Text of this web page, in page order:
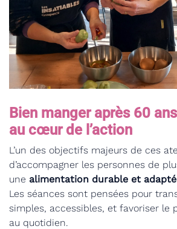
Bien manger après 60
au cœur de l’action
L’un des objectifs majeurs de ces
d’accompagner les personnes de
une alimentation durable et
Les séances sont pensées pour
simples, accessibles, et favoriser le
au quotidien.